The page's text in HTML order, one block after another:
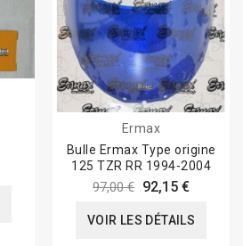
Ermax
Bulle Ermax Type origine
125 TZR RR 1994-2004
97,00 € 92,15 €
VOIR LES DÉTAILS